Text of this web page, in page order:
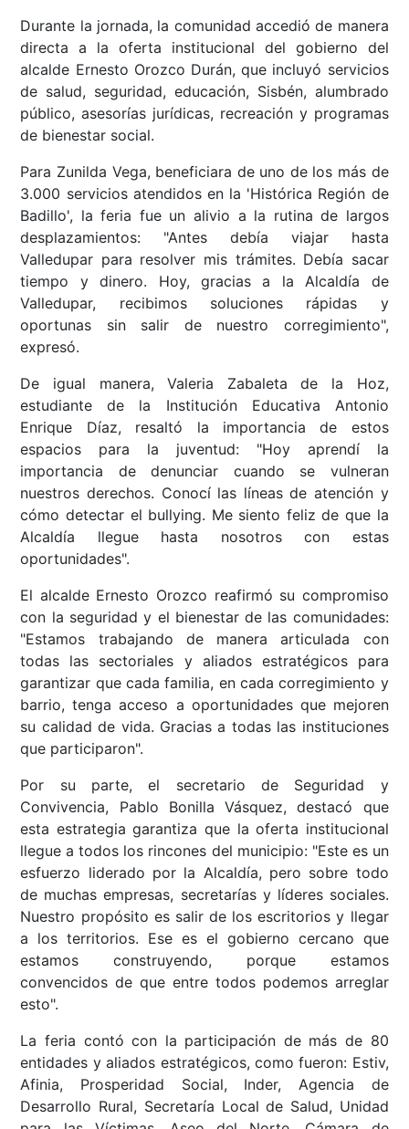
Durante la jornada, la comunidad accedió de manera
directa a la oferta institucional del gobierno del
alcalde Ernesto Orozco Durán, que incluyó servicios
de salud, seguridad, educación, Sisbén, alumbrado
público, asesorías jurídicas, recreación y programas
de bienestar social.
Para Zunilda Vega, beneficiara de uno de los más de
3.000 servicios atendidos en la 'Histórica Región de
Badillo', la feria fue un alivio a la rutina de largos
desplazamientos: "Antes debía viajar hasta
Valledupar para resolver mis trámites. Debía sacar
tiempo y dinero. Hoy, gracias a la Alcaldía de
Valledupar, recibimos soluciones rápidas y
oportunas sin salir de nuestro corregimiento",
expresó.
De igual manera, Valeria Zabaleta de la Hoz,
estudiante de la Institución Educativa Antonio
Enrique Díaz, resaltó la importancia de estos
espacios para la juventud: "Hoy aprendí la
importancia de denunciar cuando se vulneran
nuestros derechos. Conocí las líneas de atención y
cómo detectar el bullying. Me siento feliz de que la
Alcaldía llegue hasta nosotros con estas
oportunidades".
El alcalde Ernesto Orozco reafirmó su compromiso
con la seguridad y el bienestar de las comunidades:
"Estamos trabajando de manera articulada con
todas las sectoriales y aliados estratégicos para
garantizar que cada familia, en cada corregimiento y
barrio, tenga acceso a oportunidades que mejoren
su calidad de vida. Gracias a todas las instituciones
que participaron".
Por su parte, el secretario de Seguridad y
Convivencia, Pablo Bonilla Vásquez, destacó que
esta estrategia garantiza que la oferta institucional
llegue a todos los rincones del municipio: "Este es un
esfuerzo liderado por la Alcaldía, pero sobre todo
de muchas empresas, secretarías y líderes sociales.
Nuestro propósito es salir de los escritorios y llegar
a los territorios. Ese es el gobierno cercano que
estamos construyendo, porque estamos
convencidos de que entre todos podemos arreglar
esto".
La feria contó con la participación de más de 80
entidades y aliados estratégicos, como fueron: Estiv,
Afinia, Prosperidad Social, Inder, Agencia de
Desarrollo Rural, Secretaría Local de Salud, Unidad